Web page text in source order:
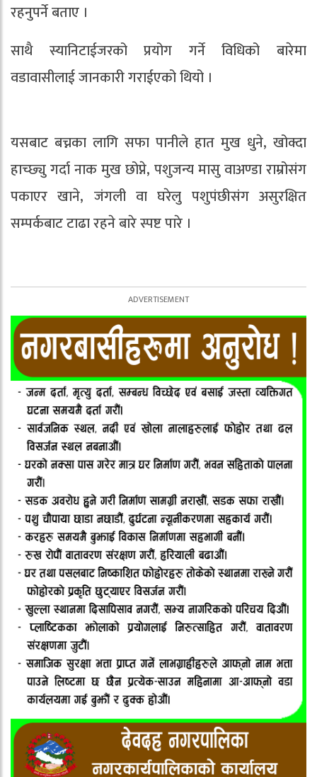
रहनुपर्ने बताए ।
साथै स्यानिटाईजरको प्रयोग गर्ने विधिको बारेमा
वडावासीलाई जानकारी गराईएको थियो ।
यसबाट बच्नका लागि सफा पानीले हात मुख धुने, खोक्दा
हाच्छ्यु गर्दा नाक मुख छोप्ने, पशुजन्य मासु वाअण्डा राम्रोसंग
पकाएर खाने, जंगली वा घरेलु पशुपंछीसंग असुरक्षित
सम्पर्कबाट टाढा रहने बारे स्पष्ट पारे ।